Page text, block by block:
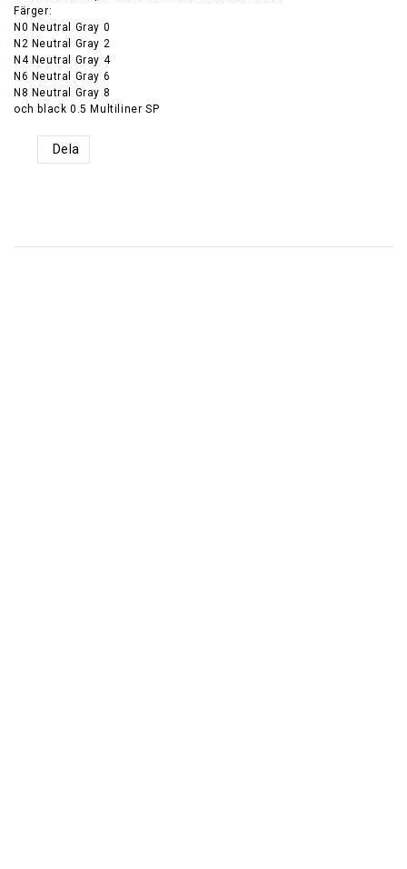
Färger:
N0 Neutral Gray 0
N2 Neutral Gray 2
N4 Neutral Gray 4
N6 Neutral Gray 6
N8 Neutral Gray 8
och black 0.5 Multiliner SP
Dela